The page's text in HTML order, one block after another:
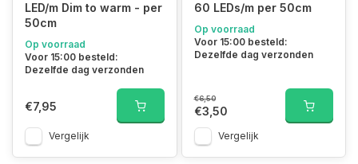
LED/m Dim to warm - per
50cm
Op voorraad
Voor 15:00 besteld:
Dezelfde dag verzonden
€7,95
Vergelijk
60 LEDs/m per 50cm
Op voorraad
Voor 15:00 besteld:
Dezelfde dag verzonden
€6,50
€3,50
Vergelijk